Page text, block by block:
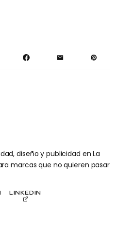
diseño y publicidad en La
marcas que no quieren pasar
LINKEDIN